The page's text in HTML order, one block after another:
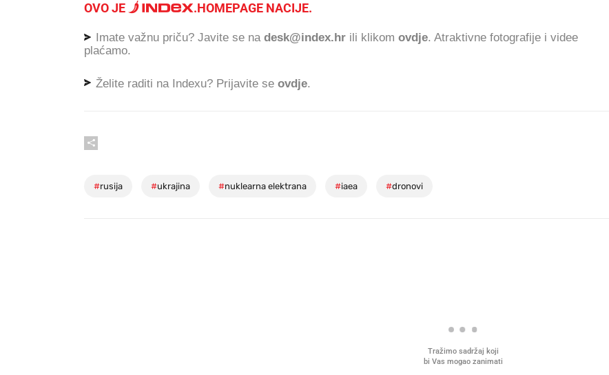
OVO JE .HOMEPAGE NACIJE.
Imate važnu priču? Javite se na desk@index.hr ili klikom ovdje. Atraktivne fotografije i videe
plaćamo.
Želite raditi na Indexu? Prijavite se ovdje.
#rusija #ukrajina #nuklearna elektrana #iaea #dronovi
Tražimo sadržaj koji
bi Vas mogao zanimati